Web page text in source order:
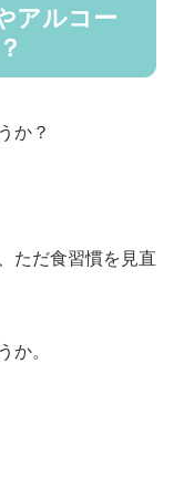
アルコー
か？
ただ食習慣を見直
か。